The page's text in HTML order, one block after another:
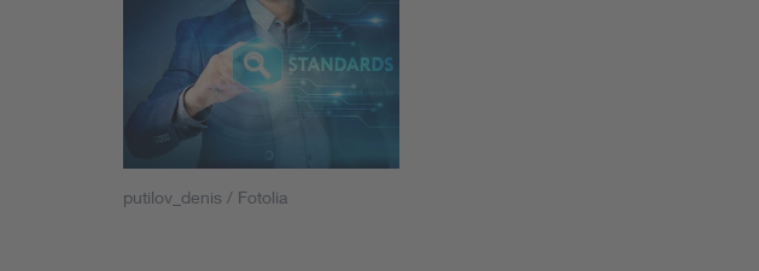
Digital Security
Energy
putilov_denis / Fotolia